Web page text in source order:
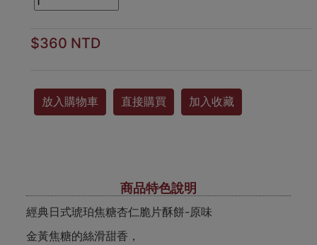
$360 NTD
放入購物車 直接購買 加入收藏
商品特色說明
經典日式琥珀焦糖杏仁脆片酥餅-原味
金黃焦糖的絲滑甜香，